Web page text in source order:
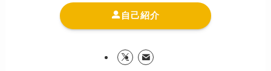
自己紹介